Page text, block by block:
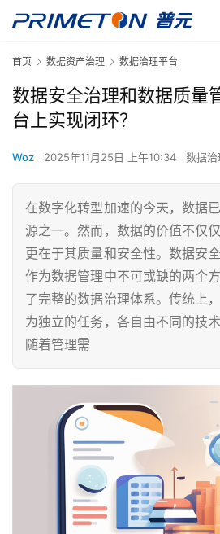
首页 数据资产治理 数据治理平台
数据安全治理和数据质量
台上实现闭环？
Woz 2025年11月25日 上午10:34 数据治
在数字化转型加速的今天，数据
源之一。然而，数据的价值不仅
更在于其质量和安全性。数据安
作为数据管理中不可或缺的两个
了完整的数据治理体系。传统上
为独立的任务，各自由不同的技
随着管理需